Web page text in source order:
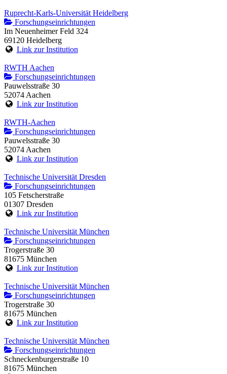
Ruprecht-Karls-Universität Heidelberg
Forschungseinrichtungen
Im Neuenheimer Feld 324
69120 Heidelberg
Link zur Institution
RWTH Aachen
Forschungseinrichtungen
Pauwelsstraße 30
52074 Aachen
Link zur Institution
RWTH-Aachen
Forschungseinrichtungen
Pauwelsstraße 30
52074 Aachen
Link zur Institution
Technische Universität Dresden
Forschungseinrichtungen
105 Fetscherstraße
01307 Dresden
Link zur Institution
Technische Universität München
Forschungseinrichtungen
Trogerstraße 30
81675 München
Link zur Institution
Technische Universität München
Forschungseinrichtungen
Trogerstraße 30
81675 München
Link zur Institution
Technische Universität München
Forschungseinrichtungen
Schneckenburgerstraße 10
81675 München